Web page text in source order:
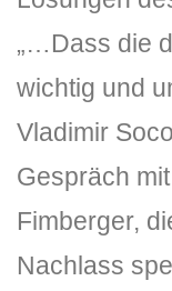
DLH Stick –
Videoanleitung und
„…Dass die
wichtig und
Vladimir
Gespräch
Fimberger,
Nachlass